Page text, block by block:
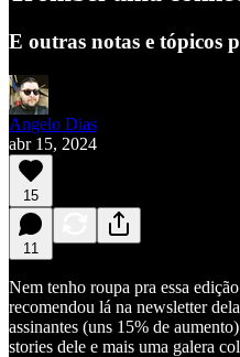
E outras notas e tópicos
Angelo Dias
abr 15, 2024
15
11
Nem tenho roupa pra essa
recomendou lá na newsletter
assinantes (uns 15% de
stories dele e mais uma galera